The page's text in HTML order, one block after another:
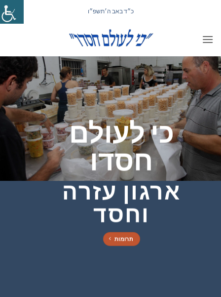
כ״ד באב ה׳תשפ״ו
כי לעולם
חסדו
ארגון עזרה
וחסד
תרומות